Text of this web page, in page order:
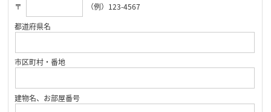
〒
（例）123-4567
都道府県名
市区町村・番地
建物名、お部屋番号